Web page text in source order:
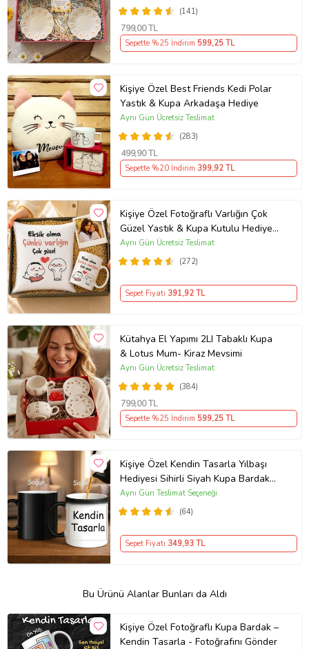
(141)
799,00 TL
Sepette %25 İndirim 599,25 TL
Kişiye Özel Best Friends Kedi Polar
Yastık & Kupa Arkadaşa Hediye
(283)
Aynı Gün Ücretsiz Teslimat
499,90 TL
Sepette %20 İndirim 399,92 TL
Kişiye Özel Fotoğraflı Varlığın Çok
Güzel Yastık & Kupa Kutulu Hediye
Seti
(272)
Aynı Gün Ücretsiz Teslimat
Sepet Fiyatı 391,92 TL
Kütahya El Yapımı 2LI Tabaklı Kupa
& Lotus Mum- Kiraz Mevsimi
(384)
Aynı Gün Ücretsiz Teslimat
799,00 TL
Sepette %25 İndirim 599,25 TL
Kişiye Özel Kendin Tasarla Yılbaşı
Hediyesi Sihirli Siyah Kupa Bardak
Sıcakla Renk Değiştiren Tasarım
(64)
Aynı Gün Teslimat Seçeneği
Sepet Fiyatı 349,93 TL
Bu Ürünü Alanlar Bunları da Aldı
Kişiye Özel Fotoğraflı Kupa Bardak –
Kendin Tasarla - Fotoğrafını Gönder